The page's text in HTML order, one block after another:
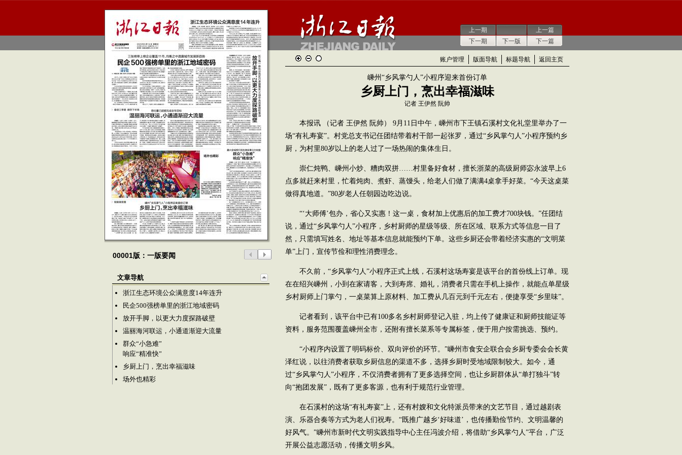
上一期
下一期
下一版
上一篇
下一篇
00001版：一版要闻
文章导航
浙江生态环境公众满意度14年连升
民企500强榜单里的浙江地域密码
放开手脚，以更大力度探路破壁
温丽海河联运，小通道渐迎大流量
群众“小急难”
响应“精准快”
乡厨上门，烹出幸福滋味
场外也精彩
账户管理 版面导航 标题导航 返回主页
嵊州“乡风掌勺人”小程序迎来首份订单
乡厨上门，烹出幸福滋味
记者 王伊然 阮帅
本报讯 （记者 王伊然 阮帅） 9月11日中午，嵊州市下王镇石溪村文化礼堂里举办了一
场“有礼寿宴”。村党总支书记任团结带着村干部一起张罗，通过“乡风掌勺人”小程序预约乡
厨，为村里80岁以上的老人过了一场热闹的集体生日。
崇仁炖鸭、嵊州小炒、糟肉双拼……村里备好食材，擅长浙菜的高级厨师宓永波早上6
点多就赶来村里，忙着炖肉、煮虾、蒸馒头，给老人们做了满满4桌拿手好菜。“今天这桌菜
做得真地道。”80岁老人任朝园边吃边说。
“‘大师傅’包办，省心又实惠！这一桌，食材加上优惠后的加工费才700块钱。”任团结
说，通过“乡风掌勺人”小程序，乡村厨师的星级等级、所在区域、联系方式等信息一目了
然，只需填写姓名、地址等基本信息就能预约下单。这些乡厨还会带着经济实惠的“文明菜
单”上门，宣传节俭和理性消费理念。
不久前，“乡风掌勺人”小程序正式上线，石溪村这场寿宴是该平台的首份线上订单。现
在在绍兴嵊州，小到在家请客，大到寿席、婚礼，消费者只需在手机上操作，就能点单星级
乡村厨师上门掌勺，一桌菜算上原材料、加工费从几百元到千元左右，便捷享受“乡里味”。
记者看到，该平台中已有100多名乡村厨师登记入驻，均上传了健康证和厨师技能证等
资料，服务范围覆盖嵊州全市，还附有擅长菜系等专属标签，便于用户按需挑选、预约。
“小程序内设置了明码标价、双向评价的环节。”嵊州市食安企联合会乡厨专委会会长黄
泽红说，以往消费者获取乡厨信息的渠道不多，选择乡厨时受地域限制较大。如今，通
过“乡风掌勺人”小程序，不仅消费者拥有了更多选择空间，也让乡厨群体从“单打独斗”转
向“抱团发展”，既有了更多客源，也有利于规范行业管理。
在石溪村的这场“有礼寿宴”上，还有村嫂和文化特派员带来的文艺节目，通过越剧表
演、乐器合奏等方式为老人们祝寿。“既推广越乡‘好味道’，也传播勤俭节约、文明温馨的
好风气。”嵊州市新时代文明实践指导中心主任冯波介绍，将借助“乡风掌勺人”平台，广泛
开展公益志愿活动，传播文明乡风。